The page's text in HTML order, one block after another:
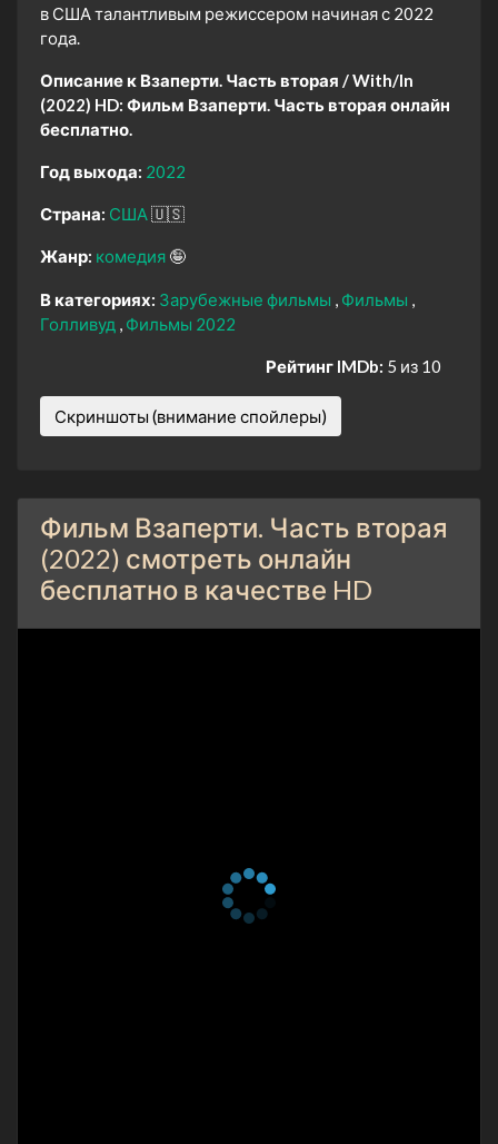
в США талантливым режиссером начиная с 2022
года.
Описание к Взаперти. Часть вторая / With/In
(2022) HD: Фильм Взаперти. Часть вторая онлайн
бесплатно.
Год выхода: 2022
Страна: США🇺🇸
Жанр: комедия 🤪
В категориях: Зарубежные фильмы
Фильмы
Голливуд
Фильмы 2022
Рейтинг IMDb: 5 из 10
Скриншоты (внимание спойлеры)
Фильм Взаперти. Часть вторая
(2022) смотреть онлайн
бесплатно в качестве HD